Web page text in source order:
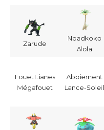
Zarude
Noadkoko
Alola
Fouet Lianes
Mégafouet
Aboiement
Lance-Soleil